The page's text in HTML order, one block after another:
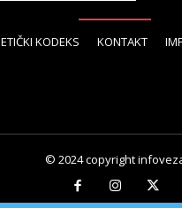
ETIČKI KODEKS KONTAKT
© 2024 copyright